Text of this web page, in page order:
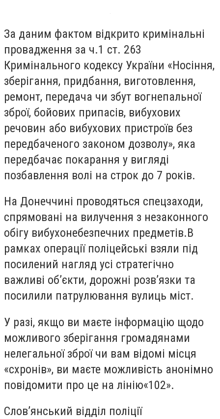
За даним фактом відкрито кримінальні
провадження за ч.1 ст. 263
Кримінального кодексу України «Носіння,
зберігання, придбання, виготовлення,
ремонт, передача чи збут вогнепальної
зброї, бойових припасів, вибухових
речовин або вибухових пристроїв без
передбаченого законом дозволу», яка
передбачає покарання у вигляді
позбавлення волі на строк до 7 років.
На Донеччині проводяться спецзаходи,
спрямовані на вилучення з незаконного
обігу вибухонебезпечних предметів.В
рамках операції поліцейські взяли під
посилений нагляд усі стратегічно
важливі об’єкти, дорожні розв’язки та
посилили патрулювання вулиць міст.
У разі, якщо ви маєте інформацію щодо
можливого зберігання громадянами
нелегальної зброї чи вам відомі місця
«схронів», ви маєте можливість анонімно
повідомити про це на лінію«102».
Слов’янський відділ поліції